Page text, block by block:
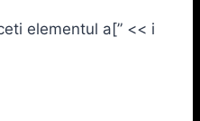
a[” << i